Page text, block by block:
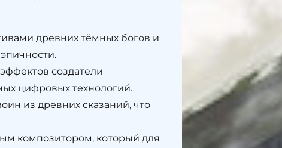
древних тёмных богов и
создатели
цифровых технологий.
из древних сказаний, что
композитором, который для